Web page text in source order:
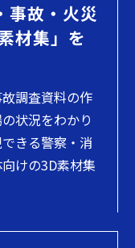
事故・火災
材集」を
調査資料の作
状況をわかり
きる警察・消
けの3D素材集